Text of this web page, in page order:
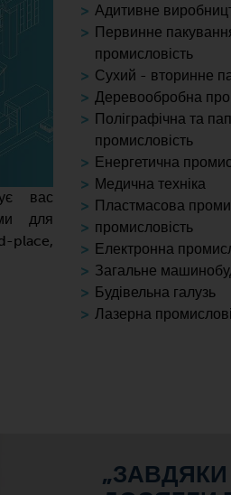
вас
для
place,
Адитивне
Первинне
промисловість
Сухий - вторинне
Деревообробна
Поліграфічна та
промисловість
Енергетична
Медична техніка
Пластмасова
промисловість
Електронна
Загальне
Будівельна галузь
Лазерна
„ЗАВДЯКИ